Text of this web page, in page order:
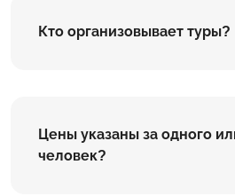
Кто организовывает туры?
Цены указаны за одного
человек?